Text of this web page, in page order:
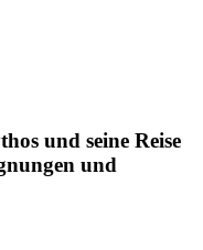
und seine Reise
und